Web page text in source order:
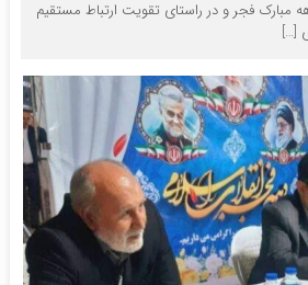
فجر و در راستای تقویت ارتباط مستقیم
[…]